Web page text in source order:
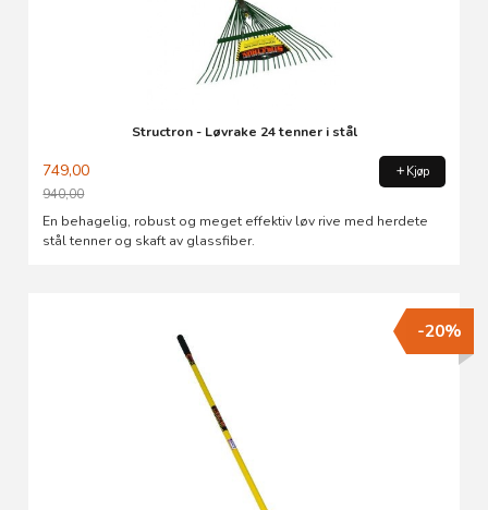
Structron - Løvrake 24 tenner i stål
749,00
940,00
Rabatt
Kjøp
En behagelig, robust og meget effektiv løv rive med herdete
stål tenner og skaft av glassfiber.
-20%